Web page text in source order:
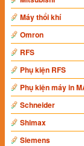
Máy thổi khí
Omron
RFS
Phụ kiện RFS
Phụ kiện máy in
Schneider
Shimax
Siemens